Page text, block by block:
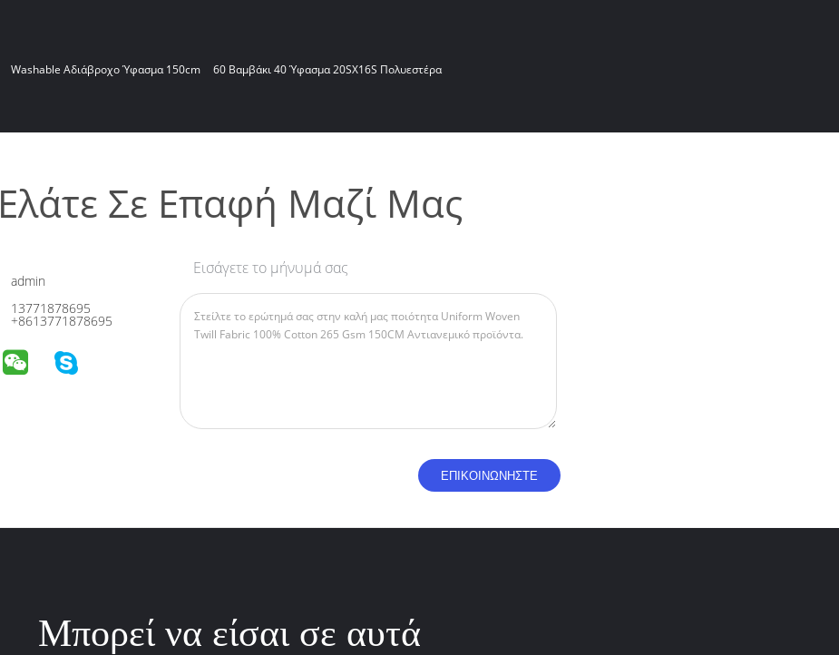
Washable Αδιάβροχο Ύφασμα 150cm 60 Βαμβάκι 40 Ύφασμα 20SX16S Πολυεστέρα
Ελάτε Σε Επαφή Μαζί Μας
admin
13771878695
+8613771878695
Εισάγετε το μήνυμά σας
Μπορεί να είσαι σε αυτά